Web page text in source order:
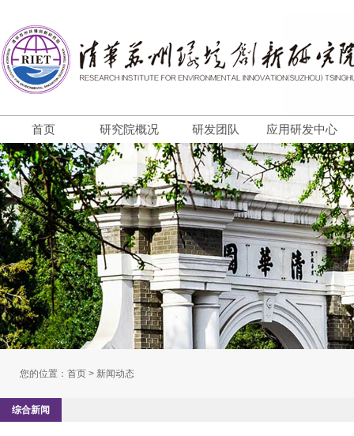
首页 研究院概况 研发团队 应用研发中心
您的位置： 首页 > 新闻动态
综合新闻